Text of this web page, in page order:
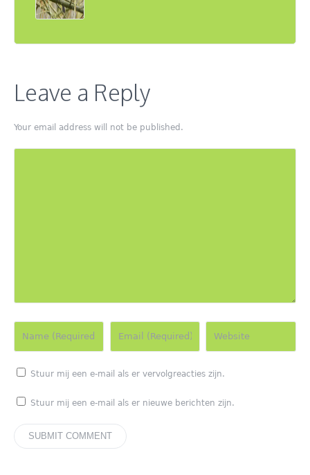
Leave a Reply
Your email address will not be published.
Stuur mij een e-mail als er vervolgreacties zijn.
Stuur mij een e-mail als er nieuwe berichten zijn.